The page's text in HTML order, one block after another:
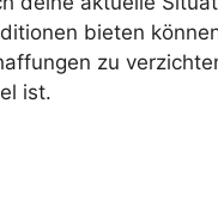
bieten
zu
ist.